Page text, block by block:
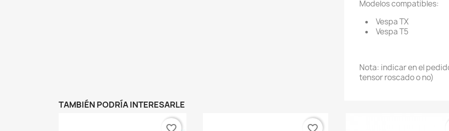
Modelos compatibles:
Vespa TX
Vespa T5
Nota: indicar en el
tensor roscado o no)
TAMBIÉN PODRÍA INTERESARLE
favorite_border favorite_border